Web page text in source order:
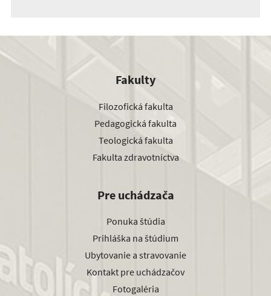
Fakulty
Filozofická fakulta
Pedagogická fakulta
Teologická fakulta
Fakulta zdravotníctva
Pre uchádzača
Ponuka štúdia
Prihláška na štúdium
Ubytovanie a stravovanie
Kontakt pre uchádzačov
Fotogaléria